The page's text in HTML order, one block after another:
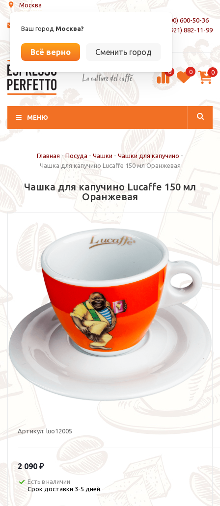
Москва
Ваш город Москва?
Всё верно Сменить город
info@espressoperfetto.ru
8 (800) 600-50-36
+7 (921) 882-11-99
La culture del caffé 0 0 0
МЕНЮ
Главная - Посуда - Чашки - Чашки для капучино -
Чашка для капучино Lucaffe 150 мл Оранжевая
Чашка для капучино Lucaffe 150 мл
Оранжевая
Артикул: luo12005
2 090 ₽
Есть в наличии
Срок доставки 3-5 дней